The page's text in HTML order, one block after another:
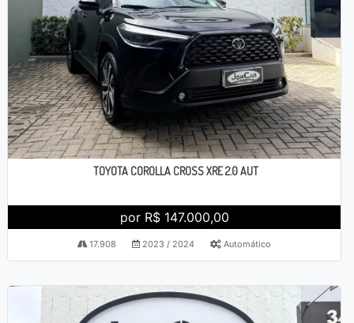
TOYOTA COROLLA CROSS XRE 2.0 AUT
por R$ 147.000,00
17.908 2023 / 2024 Automático